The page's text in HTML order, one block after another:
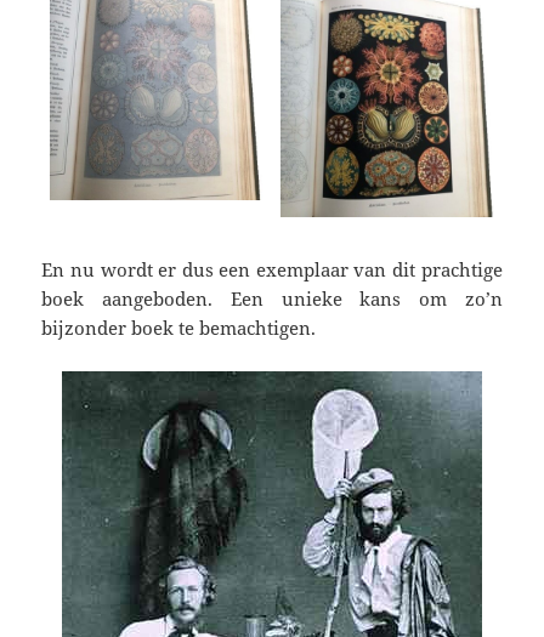
En nu wordt er dus een exemplaar van dit prachtige
boek aangeboden. Een unieke kans om zo’n
bijzonder boek te bemachtigen.